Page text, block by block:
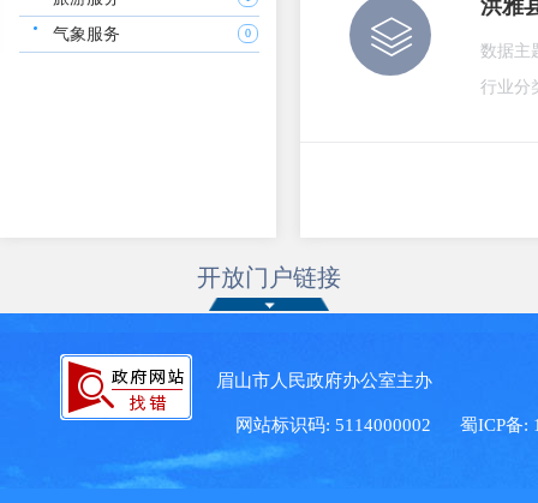
气象服务 0
洪雅
数据主
行业分
开放门户链接
眉山市人民政府办公室主办 眉
网站标识码: 5114000002 蜀ICP备: